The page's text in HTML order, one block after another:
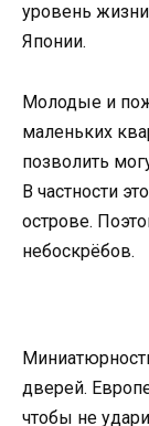
уровень
Японии.
Молодые и
маленьких
позволить
В частности
острове.
небоскрёбов.
дверей.
чтобы не